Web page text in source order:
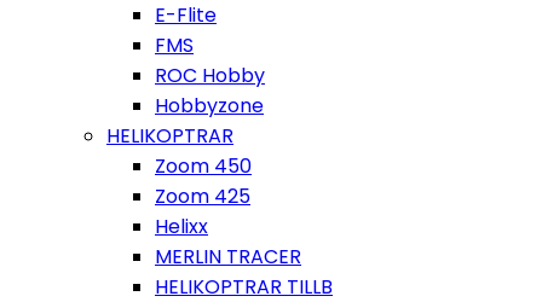
E-Flite
FMS
ROC Hobby
Hobbyzone
HELIKOPTRAR
Zoom 450
Zoom 425
Helixx
MERLIN TRACER
HELIKOPTRAR TILLB